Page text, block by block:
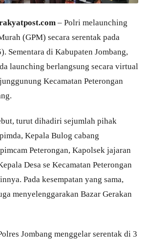
– Polri melaunching
(GPM) secara serentak pada
Sementara di Kabupaten Jombang,
launching berlangsung secara virtual
Kecamatan Peterongan
turut dihadiri sejumlah pihak
Kepala Bulog cabang
Peterongan, Kapolsek jajaran
Desa se Kecamatan Peterongan
Pada kesempatan yang sama,
menyelenggarakan Bazar Gerakan
Jombang menggelar serentak di 3